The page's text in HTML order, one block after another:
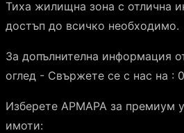
Тиха жилищна зона с отлична
достъп до всичко необходимо.
За допълнителна информация
оглед - Свържете се с нас на :
Изберете АРМАРА за премиум
имоти: